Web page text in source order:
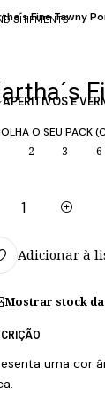
APERITIVOS E
SHIPMENTS
Fine Tawny
O SEU PACK
2 3 6
Adicionar à
Mostrar stock
uma cor